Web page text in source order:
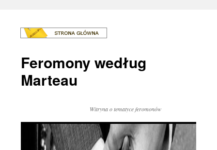
Feromony według
Marteau
Witryna o tematyce feromonów